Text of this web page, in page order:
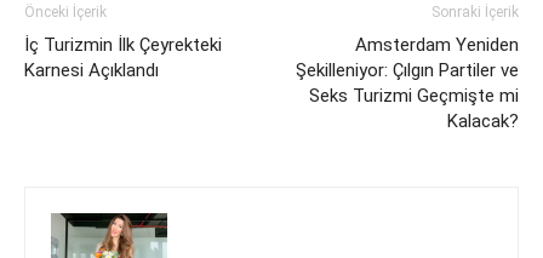
Önceki İçerik
İç Turizmin İlk Çeyrekteki
Karnesi Açıklandı
Sonraki İçerik
Amsterdam Yeniden
Şekilleniyor: Çılgın Partiler ve
Seks Turizmi Geçmişte mi
Kalacak?